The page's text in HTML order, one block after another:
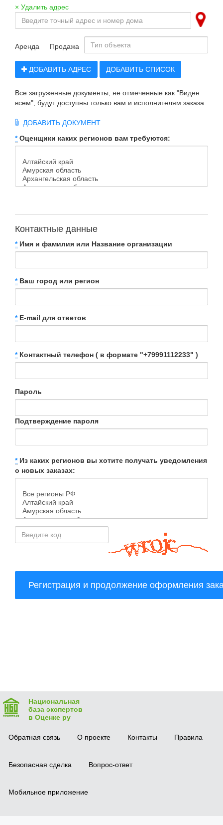
× Удалить адрес
Аренда Продажа
ДОБАВИТЬ АДРЕС ДОБАВИТЬ СПИСОК
Все загруженные документы, не отмеченные как "Виден
всем", будут доступны только вам и исполнителям заказа.
ДОБАВИТЬ ДОКУМЕНТ
*Оценщики каких регионов вам требуются:
Контактные данные
*Имя и фамилия или Название организации
*Ваш город или регион
*E-mail для ответов
*Контактный телефон ( в формате "+79991112233" )
Пароль
Подтверждение пароля
*Из каких регионов вы хотите получать уведомления
о новых заказах:
Национальная
база экспертов
в Оценке ру
Обратная связь О проекте Контакты Правила
Безопасная сделка Вопрос-ответ
Мобильное приложение